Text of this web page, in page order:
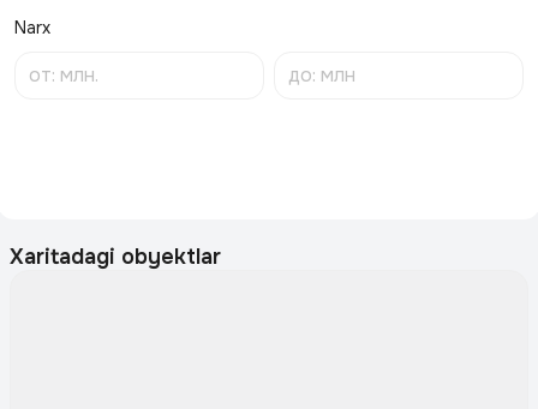
Narx
Xaritadagi obyektlar